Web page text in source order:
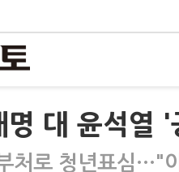
명 대 윤석열
처로 청년표심…"